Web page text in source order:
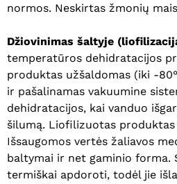
Krepšelyje
Eiti Į
normos. Neskirtas žmonių
Džiovinimas šaltyje
temperatūros dehidratacijos
produktas užšaldomas (iki -
ir pašalinamas vakuumine
dehidratacijos, kai vanduo
šilumą. Liofilizuotas
Išsaugomos vertės žaliavos
baltymai ir net gaminio forma.
termiškai apdoroti, todėl jie